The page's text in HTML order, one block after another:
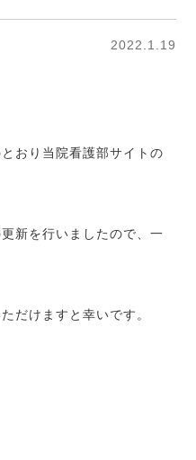
2022.1.19
おり当院看護部サイトの
新を行いましたので、一
だけますと幸いです。